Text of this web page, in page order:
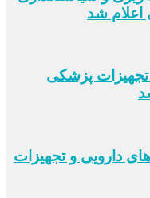
شد
تجهیزات پزشکی
دارویی و تجهیزات